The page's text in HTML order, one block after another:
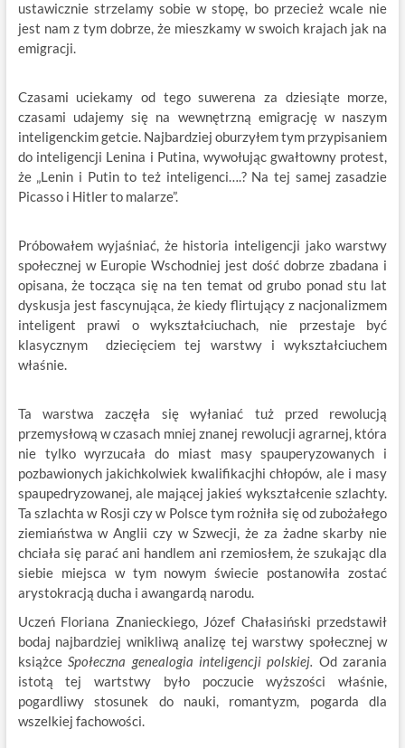
ustawicznie strzelamy sobie w stopę, bo przecież wcale nie
jest nam z tym dobrze, że mieszkamy w swoich krajach jak na
emigracji.
Czasami uciekamy od tego suwerena za dziesiąte morze,
czasami udajemy się na wewnętrzną emigrację w naszym
inteligenckim getcie. Najbardziej oburzyłem tym przypisaniem
do inteligencji Lenina i Putina, wywołując gwałtowny protest,
że „Lenin i Putin to też inteligenci….? Na tej samej zasadzie
Picasso i Hitler to malarze”.
Próbowałem wyjaśniać, że historia inteligencji jako warstwy
społecznej w Europie Wschodniej jest dość dobrze zbadana i
opisana, że tocząca się na ten temat od grubo ponad stu lat
dyskusja jest fascynująca, że kiedy flirtujący z nacjonalizmem
inteligent prawi o wykształciuchach, nie przestaje być
klasycznym dziecięciem tej warstwy i wykształciuchem
właśnie.
Ta warstwa zaczęła się wyłaniać tuż przed rewolucją
przemysłową w czasach mniej znanej rewolucji agrarnej, która
nie tylko wyrzucała do miast masy spauperyzowanych i
pozbawionych jakichkolwiek kwalifikacjhi chłopów, ale i masy
spaupedryzowanej, ale mającej jakieś wykształcenie szlachty.
Ta szlachta w Rosji czy w Polsce tym rożniła się od zubożałego
ziemiaństwa w Anglii czy w Szwecji, że za żadne skarby nie
chciała się parać ani handlem ani rzemiosłem, że szukając dla
siebie miejsca w tym nowym świecie postanowiła zostać
arystokracją ducha i awangardą narodu.
Uczeń Floriana Znanieckiego, Józef Chałasiński przedstawił
bodaj najbardziej wnikliwą analizę tej warstwy społecznej w
książceSpołeczna genealogia inteligencji polskiej. Od zarania
istotą tej wartstwy było poczucie wyższości właśnie,
pogardliwy stosunek do nauki, romantyzm, pogarda dla
wszelkiej fachowości.